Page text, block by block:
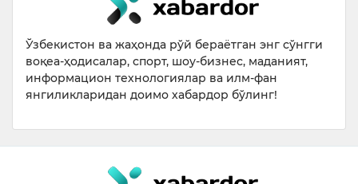
Ўзбекистон ва жаҳонда рўй бераётган энг сўнгги
воқеа-ҳодисалар, спорт, шоу-бизнес, маданият,
информацион технологиялар ва илм-фан
янгиликларидан доимо хабардор бўлинг!